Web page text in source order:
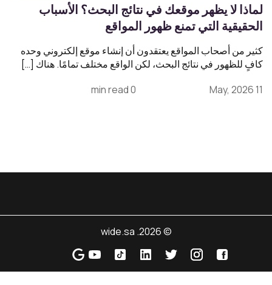
لماذا لا يظهر موقعك في نتائج البحث؟ الأسباب
الحقيقية التي تمنع ظهور المواقع
كثير من أصحاب المواقع يعتقدون أن إنشاء موقع إلكتروني وحده
كافٍ للظهور في نتائج البحث، لكن الواقع مختلف تمامًا. هناك […]
11 May, 2026
0 min read
© 2026. wide.sa